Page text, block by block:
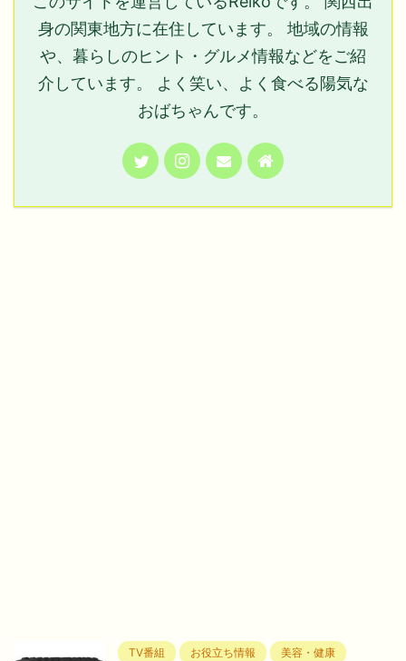
身の関東地方に在住しています。 地域の情報
や、暮らしのヒント・グルメ情報などをご紹
介しています。 よく笑い、よく食べる陽気な
おばちゃんです。
TV番組 お役立ち情報 美容・健康